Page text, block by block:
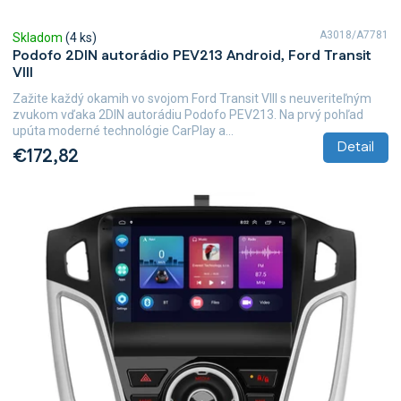
Podofo 2DIN autorádio PEV213 Android, Ford Transit
VIII
Skladom (4 ks)
€172,82 Detail
Zažite každý okamih vo svojom Ford Transit VIII s neuveriteľným
zvukom vďaka 2DIN autorádiu Podofo PEV213. Na prvý pohľad
upúta moderné technológie CarPlay a...
A3018/A7781